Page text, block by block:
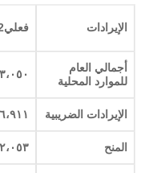
الإيرادات فعلي2012م
أجمالي العام
للموارد المحلية
الإيرادات الضريبية
المنح